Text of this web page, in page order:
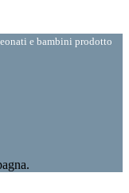
e bambini prodotto